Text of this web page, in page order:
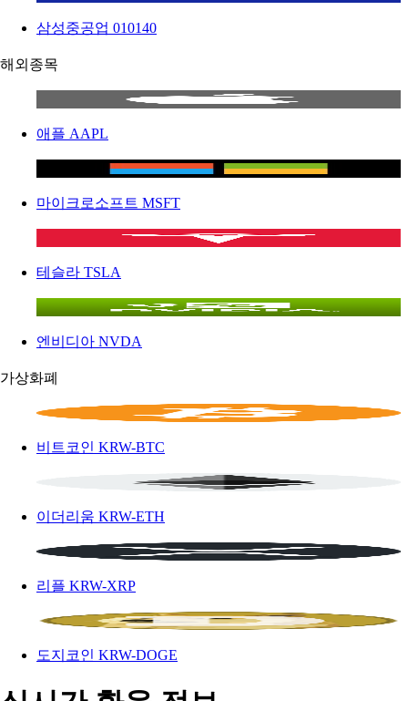
삼성중공업 010140
해외종목
애플 AAPL
마이크로소프트 MSFT
테슬라 TSLA
엔비디아 NVDA
가상화폐
비트코인 KRW-BTC
이더리움 KRW-ETH
리플 KRW-XRP
도지코인 KRW-DOGE